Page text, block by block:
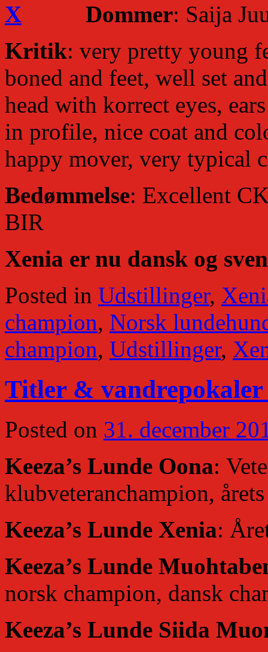
Dommer: Saija
Kritik: very pretty young
boned and feet, well set
head with korrect eyes,
in profile, nice coat and
happy mover, very typical
Bedømmelse: Excellent
BIR
Xenia er nu dansk og
Posted in Udstillinger,
champion, Norsk
champion, Udstillinger,
Titler & vandrepokaler
Posted on 31. december
Keeza’s Lunde Oona:
klubveteranchampion,
Keeza’s Lunde Xenia:
Keeza’s Lunde
norsk champion, dansk
Keeza’s Lunde Siida